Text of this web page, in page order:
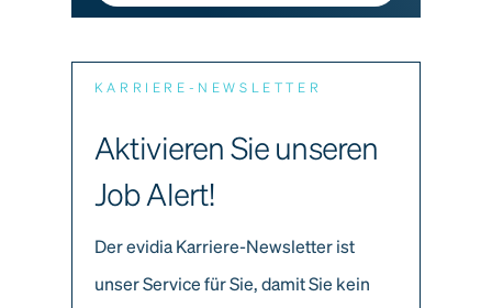
KARRIERE-NEWSLETTER
Aktivieren Sie unseren
Job Alert!
Der evidia Karriere-Newsletter ist
unser Service für Sie, damit Sie kein